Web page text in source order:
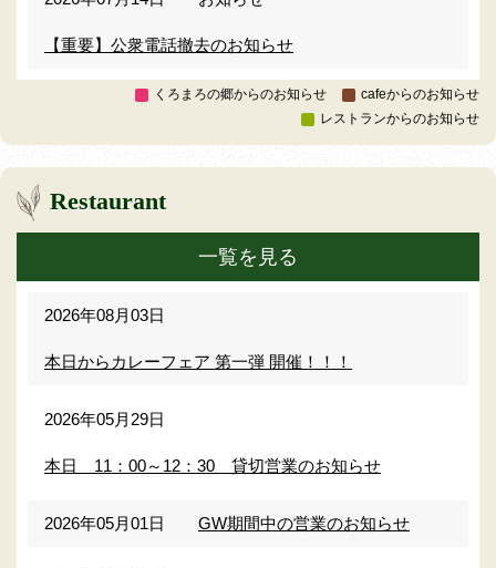
【重要】公衆電話撤去のお知らせ
くろまろの郷からのお知らせ
cafeからのお知らせ
レストランからのお知らせ
Restaurant
一覧を見る
2026年08月03日
本日からカレーフェア 第一弾 開催！！！
2026年05月29日
本日 11：00～12：30 貸切営業のお知らせ
2026年05月01日 GW期間中の営業のお知らせ